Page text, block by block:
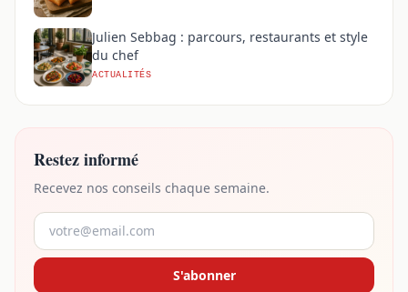
Julien Sebbag : parcours, restaurants et style
du chef
ACTUALITÉS
Restez informé
Recevez nos conseils chaque semaine.
S'abonner